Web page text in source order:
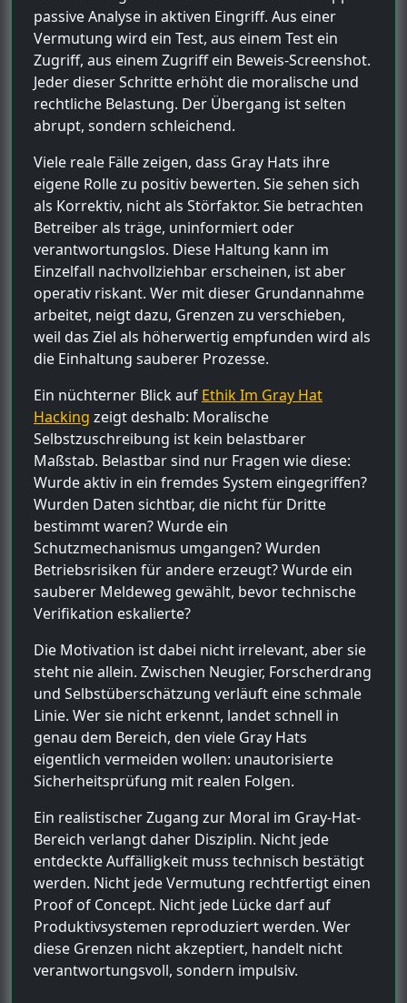
passive Analyse in aktiven Eingriff. Aus einer
Vermutung wird ein Test, aus einem Test ein
Zugriff, aus einem Zugriff ein Beweis-Screenshot.
Jeder dieser Schritte erhöht die moralische und
rechtliche Belastung. Der Übergang ist selten
abrupt, sondern schleichend.
Viele reale Fälle zeigen, dass Gray Hats ihre
eigene Rolle zu positiv bewerten. Sie sehen sich
als Korrektiv, nicht als Störfaktor. Sie betrachten
Betreiber als träge, uninformiert oder
verantwortungslos. Diese Haltung kann im
Einzelfall nachvollziehbar erscheinen, ist aber
operativ riskant. Wer mit dieser Grundannahme
arbeitet, neigt dazu, Grenzen zu verschieben,
weil das Ziel als höherwertig empfunden wird als
die Einhaltung sauberer Prozesse.
Ein nüchterner Blick auf Ethik Im Gray Hat
Hacking zeigt deshalb: Moralische
Selbstzuschreibung ist kein belastbarer
Maßstab. Belastbar sind nur Fragen wie diese:
Wurde aktiv in ein fremdes System eingegriffen?
Wurden Daten sichtbar, die nicht für Dritte
bestimmt waren? Wurde ein
Schutzmechanismus umgangen? Wurden
Betriebsrisiken für andere erzeugt? Wurde ein
sauberer Meldeweg gewählt, bevor technische
Verifikation eskalierte?
Die Motivation ist dabei nicht irrelevant, aber sie
steht nie allein. Zwischen Neugier, Forscherdrang
und Selbstüberschätzung verläuft eine schmale
Linie. Wer sie nicht erkennt, landet schnell in
genau dem Bereich, den viele Gray Hats
eigentlich vermeiden wollen: unautorisierte
Sicherheitsprüfung mit realen Folgen.
Ein realistischer Zugang zur Moral im Gray-Hat-
Bereich verlangt daher Disziplin. Nicht jede
entdeckte Auffälligkeit muss technisch bestätigt
werden. Nicht jede Vermutung rechtfertigt einen
Proof of Concept. Nicht jede Lücke darf auf
Produktivsystemen reproduziert werden. Wer
diese Grenzen nicht akzeptiert, handelt nicht
verantwortungsvoll, sondern impulsiv.